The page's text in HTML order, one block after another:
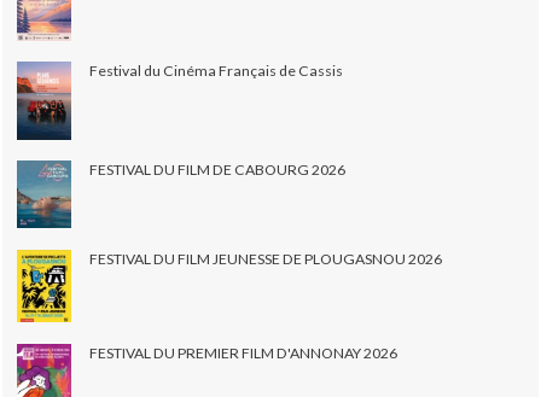
Festival du Cinéma Français de Cassis
FESTIVAL DU FILM DE CABOURG 2026
FESTIVAL DU FILM JEUNESSE DE PLOUGASNOU 2026
FESTIVAL DU PREMIER FILM D'ANNONAY 2026